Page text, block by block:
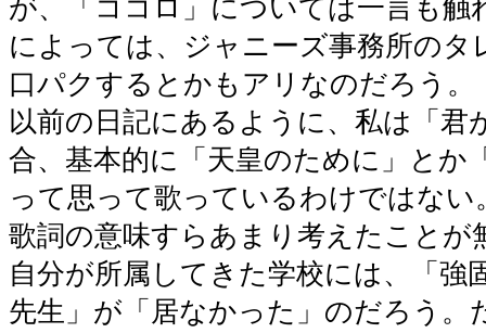
が、「ココロ」については一言も触
によっては、ジャニーズ事務所のタ
口パクするとかもアリなのだろう。
以前の日記にあるように、私は「君
合、基本的に「天皇のために」とか
って思って歌っているわけではない
歌詞の意味すらあまり考えたことが
自分が所属してきた学校には、「強
先生」が「居なかった」のだろう。